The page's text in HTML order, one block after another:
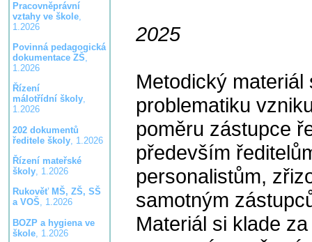
Pracovněprávní
vztahy ve škole,
1.2026
Povinná pedagogická
dokumentace ZŠ,
1.2026
Řízení
málotřídní školy,
1.2026
202 dokumentů
ředitele školy, 1.2026
Řízení mateřské
školy, 1.2026
Rukověť MŠ, ZŠ, SŠ
a VOŠ, 1.2026
BOZP a hygiena ve
škole, 1.2026
2025
Metodický materiál
problematiku
poměru zástupce
především
personalistům,
samotným
Materiál si klade